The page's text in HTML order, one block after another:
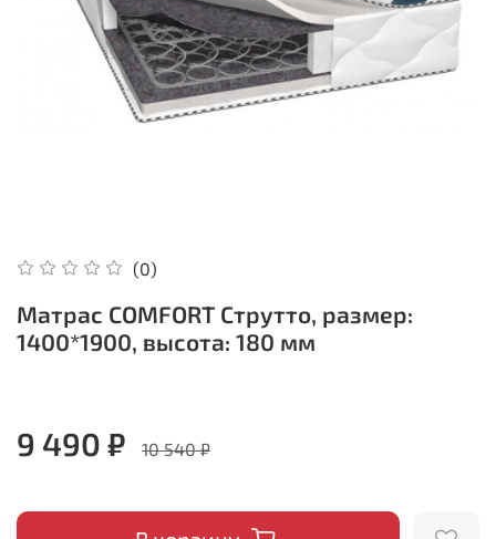
(0)
Матрас COMFORT Струтто, размер:
1400*1900, высота: 180 мм
9 490 ₽ 10 540 ₽